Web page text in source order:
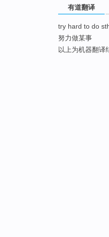
有道翻译
try hard to do
努力做某事
以上为机器翻译